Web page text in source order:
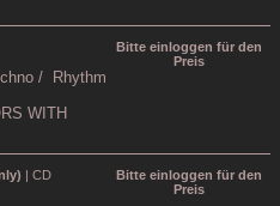
/ Rhythm
WITH
Bitte einloggen für den
Preis
| CD
Bitte einloggen für den
Preis